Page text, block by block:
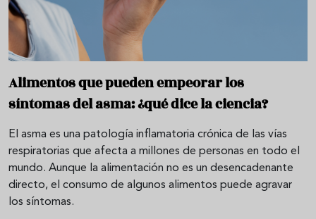
Alimentos que pueden empeorar los
síntomas del asma: ¿qué dice la ciencia?
El asma es una patología inflamatoria crónica de las vías
respiratorias que afecta a millones de personas en todo el
mundo. Aunque la alimentación no es un desencadenante
directo, el consumo de algunos alimentos puede agravar
los síntomas.